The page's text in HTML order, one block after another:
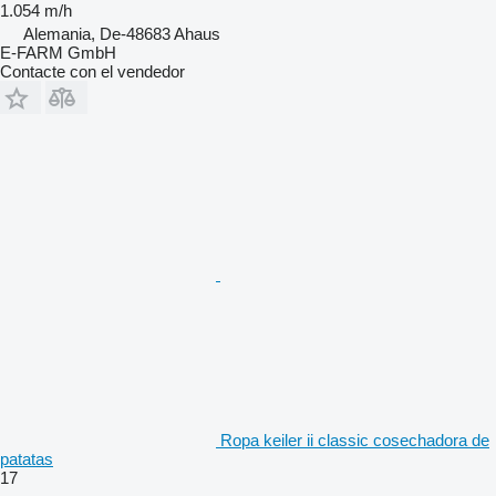
1.054 m/h
Alemania, De-48683 Ahaus
E-FARM GmbH
Contacte con el vendedor
Ropa keiler ii classic cosechadora de
patatas
17